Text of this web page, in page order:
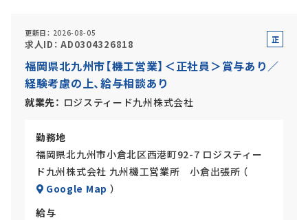
更新日 2026-08-05
求人ID AD0304326818
正
員
福岡県北九州市【機工営業】＜正社員＞賞与あり／
経験考慮の上、給与相談あり
就業先 ロジスティード九州株式会社
勤務地
福岡県北九州市小倉北区西港町92-7 ロジスティー
ド九州株式会社 九州機工営業所 小倉出張所 （
Google Map ）
給与